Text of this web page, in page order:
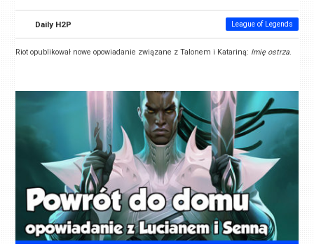
Daily H2P League of Legends
Riot opublikował nowe opowiadanie związane z Talonem i Katariną: Imię ostrza